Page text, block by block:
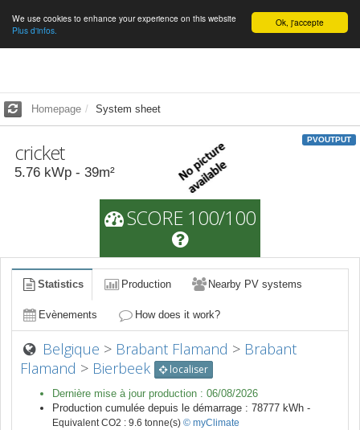
English Ok, j'accepte
We use cookies to enhance your experience on this website
Plus d'infos.
Homepage System sheet
cricket
5.76 kWp - 39m²
PVOUTPUT
SCORE 100/100
Statistics Production Nearby PV systems
Evènements How does it work?
Belgique > Brabant Flamand > Brabant
Flamand > Bierbeek localiser
Dernière mise à jour production : 06/08/2026
Production cumulée depuis le démarrage : 78777 kWh -
Equivalent CO2 : 9.6 tonne(s) © myClimate